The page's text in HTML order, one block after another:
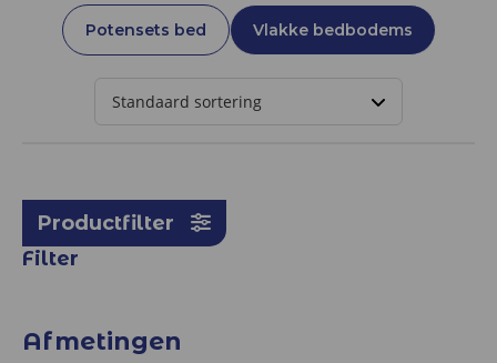
Potensets bed Vlakke bedbodems
Productfilter
Filter
Afmetingen